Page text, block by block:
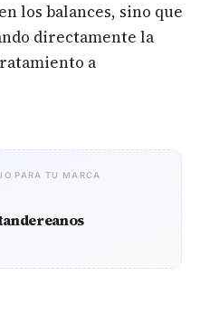
los balances, sino que
directamente la
a
PARA TU MARCA